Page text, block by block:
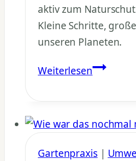
aktiv zum
Kleine Schritte,
unseren Planeten.
Weiterlesen
–
There
is
no
Gartenpraxis|